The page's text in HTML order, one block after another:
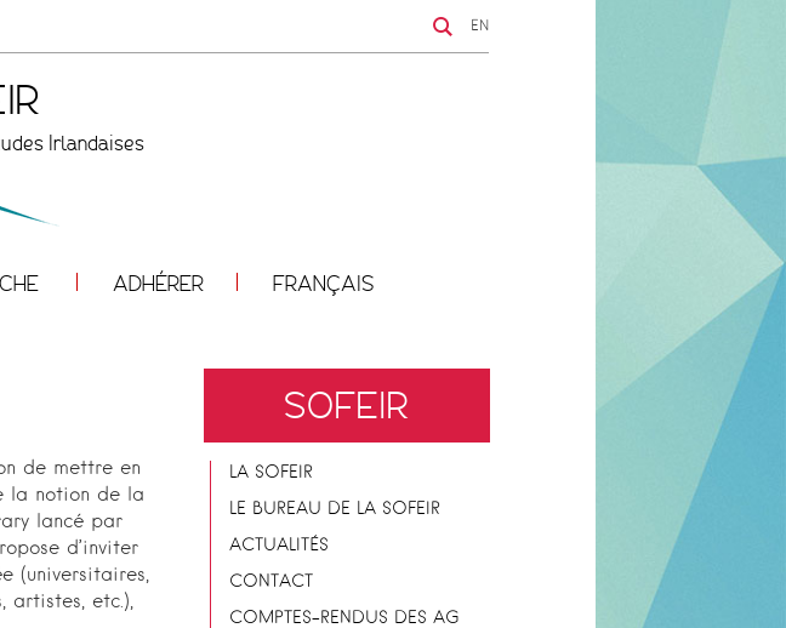
EN
Irlandaises
ADHÉRER FRANÇAIS
de mettre en
la notion de la
lancé par
d’inviter
(universitaires,
artistes, etc.),
SOFEIR
LA SOFEIR
LE BUREAU DE LA SOFEIR
ACTUALITÉS
CONTACT
COMPTES-RENDUS DES AG